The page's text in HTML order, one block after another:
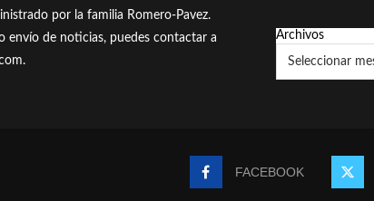
por la familia Romero-Pavez.
envío de noticias, puedes contactar a
Archivos
FACEBOOK